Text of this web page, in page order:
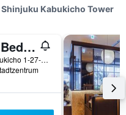
Shinjuku Kabukicho Tower
Book & Bed Tokyo Shinjuku - Hostel
Shinjuku Kabukicho 1-27-5 Kabukicho Apm Building 8F, Tokio, Japan